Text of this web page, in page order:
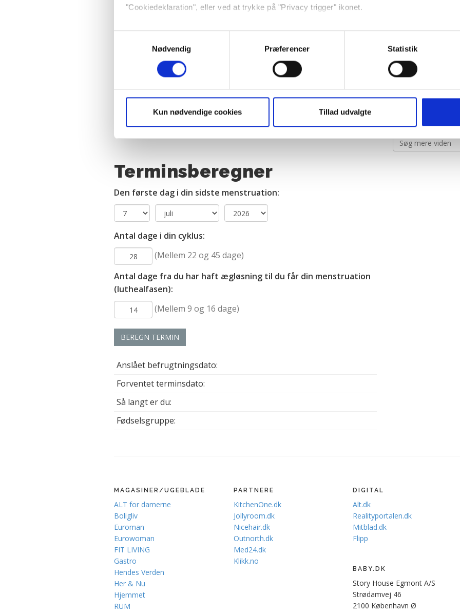
"Cookiedeklaration", eller ved at trykke på "Privacy trigger" ikonet.
Hvis du tillader det, vil vi også gerne:
Indsamle præcise oplysninger om din placering, der kan være nøjagtig inden for få
Identificere din enhed baseret på en scanning af dens unikke karakteristika
Dine valg anvendes på hele websitet.
Vi ønsker dit samtykke til, at vi må bruge egne cookies og cookies fra tredjeparter til at
hjemmeside ved at sikre funktionalitet, generere statistik og huske dine præferencer samt til
enhver tid trække dit samtykke tilbage. Du skal være opmærksom på, at vores hjemmeside
og behandling af dine personoplysninger i forbindelse hermed i både vores
Nødvendig
Præferencer Statistik
Kun nødvendige cookies Tillad udvalgte
Amme-te
Amning er
Psykologi
Dit barns
Terminsberegner
Den første dag i din sidste menstruation:
Antal dage i din cyklus:
(Mellem 22 og 45 dage)
Antal dage fra du har haft ægløsning til du får din menstruation
(luthealfasen):
(Mellem 9 og 16 dage)
BEREGN TERMIN
Anslået befrugtningsdato:
Forventet terminsdato:
Så langt er du:
Fødselsgruppe:
MAGASINER/UGEBLADE
ALT for damerne
Boligliv
Euroman
Eurowoman
FIT LIVING
Gastro
Hendes Verden
Her & Nu
Hjemmet
RUM
PARTNERE
KitchenOne.dk
Jollyroom.dk
Nicehair.dk
Outnorth.dk
Med24.dk
Klikk.no
DIGITAL
Alt.dk
Realityportalen.dk
Mitblad.dk
Flipp
BABY.DK
Story House Egmont A/S
Strødamvej 46
2100 København Ø